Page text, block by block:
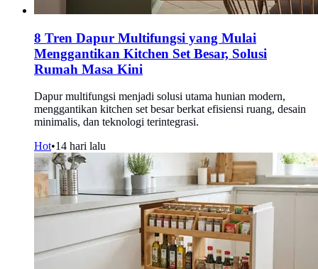
8 Tren Dapur Multifungsi yang Mulai
Menggantikan Kitchen Set Besar, Solusi
Rumah Masa Kini
Dapur multifungsi menjadi solusi utama hunian modern,
menggantikan kitchen set besar berkat efisiensi ruang, desain
minimalis, dan teknologi terintegrasi.
Hot•14 hari lalu